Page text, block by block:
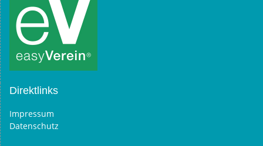
Direktlinks
Impressum
Datenschutz